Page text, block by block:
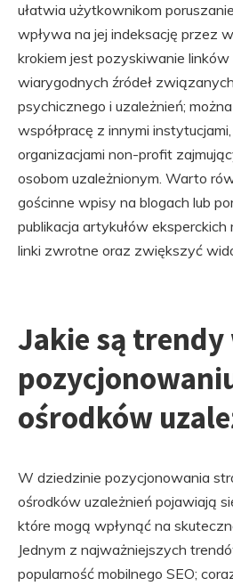
ułatwia użytkownikom
wpływa na jej indeksację przez
krokiem jest pozyskiwanie
wiarygodnych źródeł
psychicznego i uzależnień;
współpracę z innymi
organizacjami non-profit
osobom uzależnionym. Warto
gościnne wpisy na blogach lub
publikacja artykułów
linki zwrotne oraz zwiększyć
Jakie są trendy
ośrodków
W dziedzinie pozycjonowania
ośrodków uzależnień pojawiają
które mogą wpłynąć na
Jednym z najważniejszych
popularność mobilnego SEO;